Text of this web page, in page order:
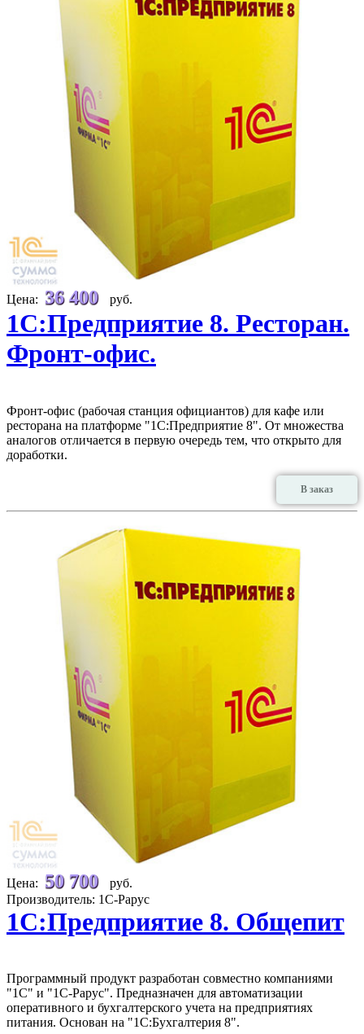
Цена: 36 400 руб.
1С:Предприятие 8. Ресторан.
Фронт-офис.
Фронт-офис (рабочая станция официантов) для кафе или
ресторана на платформе "1С:Предприятие 8". От множества
аналогов отличается в первую очередь тем, что открыто для
доработки.
В заказ
Цена: 50 700
руб.
Производитель: 1С-Рарус
1С:Предприятие 8. Общепит
Программный продукт разработан совместно компаниями
"1С" и "1С-Рарус". Предназначен для автоматизации
оперативного и бухгалтерского учета на предприятиях
питания. Основан на "1С:Бухгалтерия 8".